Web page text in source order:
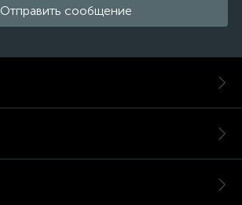
Отправить сообщение